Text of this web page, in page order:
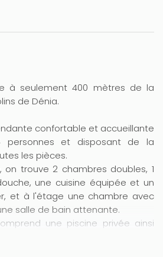
à seulement 400 mètres de la
de Dénia.
confortable et accueillante
personnes et disposant de la
les pièces.
on trouve 2 chambres doubles, 1
une cuisine équipée et un
et à l'étage une chambre avec
salle de bain attenante.
une piscine privée ainsi
et un barbecue, parfaite pour